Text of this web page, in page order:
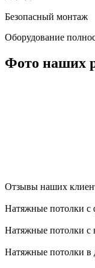
Безопасный монтаж
Оборудование
Фото наших
Отзывы наших
Натяжные потолки с
Натяжные потолки с
Натяжные потолки в